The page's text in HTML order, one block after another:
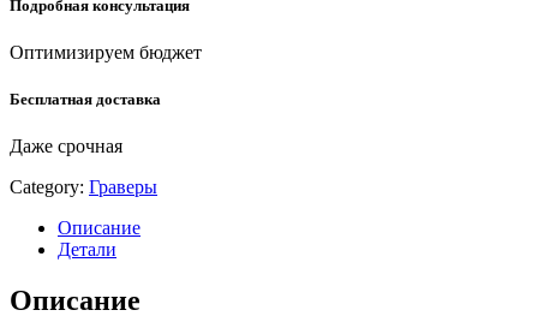
Подробная консультация
Оптимизируем бюджет
Бесплатная доставка
Даже срочная
Category: Граверы
Описание
Детали
Описание